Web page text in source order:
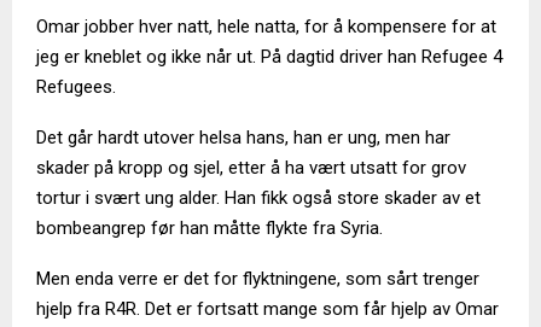
Omar jobber hver natt, hele natta, for å kompensere for at
jeg er kneblet og ikke når ut. På dagtid driver han Refugee 4
Refugees.
Det går hardt utover helsa hans, han er ung, men har
skader på kropp og sjel, etter å ha vært utsatt for grov
tortur i svært ung alder. Han fikk også store skader av et
bombeangrep før han måtte flykte fra Syria.
Men enda verre er det for flyktningene, som sårt trenger
hjelp fra R4R. Det er fortsatt mange som får hjelp av Omar